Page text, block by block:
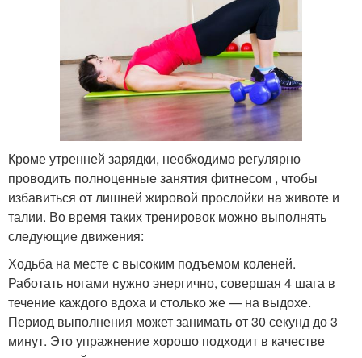
Кроме утренней зарядки, необходимо регулярно
проводить полноценные занятия фитнесом , чтобы
избавиться от лишней жировой прослойки на животе и
талии. Во время таких тренировок можно выполнять
следующие движения:
Ходьба на месте с высоким подъемом коленей.
Работать ногами нужно энергично, совершая 4 шага в
течение каждого вдоха и столько же — на выдохе.
Период выполнения может занимать от 30 секунд до 3
минут. Это упражнение хорошо подходит в качестве